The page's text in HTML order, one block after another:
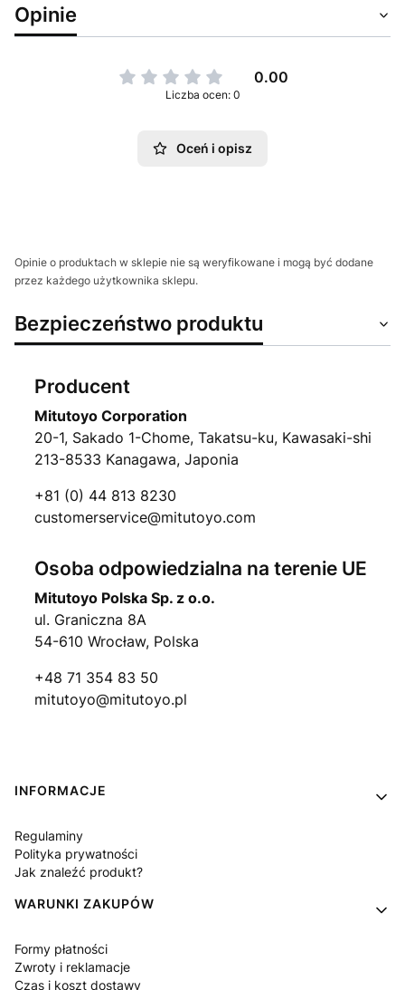
Opinie
0.00
Liczba ocen: 0
Oceń i opisz
Opinie o produktach w sklepie nie są weryfikowane i mogą być dodane
przez każdego użytkownika sklepu.
Bezpieczeństwo produktu
Producent
Mitutoyo Corporation
20-1, Sakado 1-Chome, Takatsu-ku, Kawasaki-shi
213-8533 Kanagawa, Japonia
+81 (0) 44 813 8230
customerservice@mitutoyo.com
Osoba odpowiedzialna na terenie UE
Mitutoyo Polska Sp. z o.o.
ul. Graniczna 8A
54-610 Wrocław, Polska
+48 71 354 83 50
mitutoyo@mitutoyo.pl
Linki w stopce
INFORMACJE
Regulaminy
Polityka prywatności
Jak znaleźć produkt?
WARUNKI ZAKUPÓW
Formy płatności
Zwroty i reklamacje
Czas i koszt dostawy